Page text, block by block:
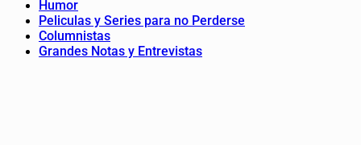
Humor
Peliculas y Series para no Perderse
Columnistas
Grandes Notas y Entrevistas